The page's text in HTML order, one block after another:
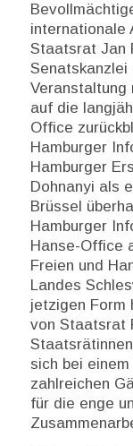
internationale
Staatsrat Jan
Senatskanzlei
Veranstaltung
auf die
Office
Hamburger
Hamburger
Dohnanyi als
Brüssel
Hamburger
Hanse-Office
Freien und
Landes
jetzigen Form
von Staatsrat
sich bei
zahlreichen
für die enge